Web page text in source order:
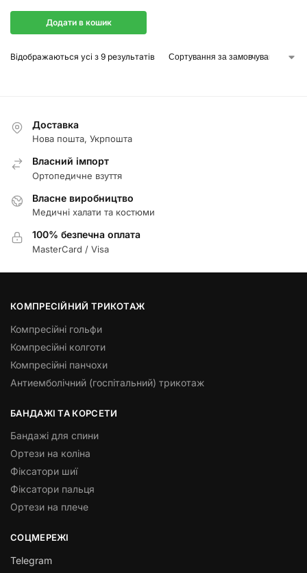
Додати в кошик
Відображаються усі з 9 результатів
Доставка
Нова пошта, Укрпошта
Власний імпорт
Ортопедичне взуття
Власне виробництво
Медичні халати та костюми
100% безпечна оплата
MasterCard / Visa
КОМПРЕСІЙНИЙ ТРИКОТАЖ
Компресійні гольфи
Компресійні колготи
Компресійні панчохи
Антиемболічний (госпітальний) трикотаж
БАНДАЖІ ТА КОРСЕТИ
Бандажі для спини
Ортези на коліна
Фіксатори шиї
Фіксатори пальця
Ортези на плече
СОЦМЕРЕЖІ
Telegram